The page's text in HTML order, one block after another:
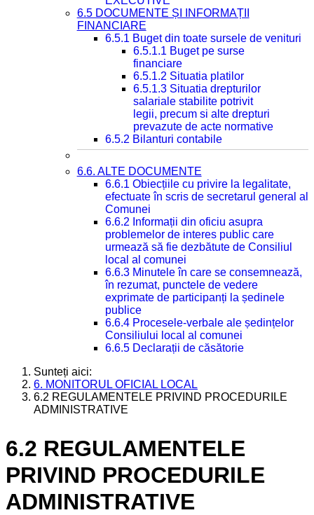
6.5 DOCUMENTE ȘI INFORMAȚII
FINANCIARE
6.5.1 Buget din toate sursele de venituri
6.5.1.1 Buget pe surse
financiare
6.5.1.2 Situatia platilor
6.5.1.3 Situatia drepturilor
salariale stabilite potrivit
legii, precum si alte drepturi
prevazute de acte normative
6.5.2 Bilanturi contabile
6.6. ALTE DOCUMENTE
6.6.1 Obiecțiile cu privire la legalitate,
efectuate în scris de secretarul general al
Comunei
6.6.2 Informații din oficiu asupra
problemelor de interes public care
urmează să fie dezbătute de Consiliul
local al comunei
6.6.3 Minutele în care se consemnează,
în rezumat, punctele de vedere
exprimate de participanți la ședinele
publice
6.6.4 Procesele-verbale ale ședințelor
Consiliului local al comunei
6.6.5 Declarații de căsătorie
Sunteți aici:
6. MONITORUL OFICIAL LOCAL
6.2 REGULAMENTELE PRIVIND PROCEDURILE
ADMINISTRATIVE
6.2 REGULAMENTELE
PRIVIND PROCEDURILE
ADMINISTRATIVE